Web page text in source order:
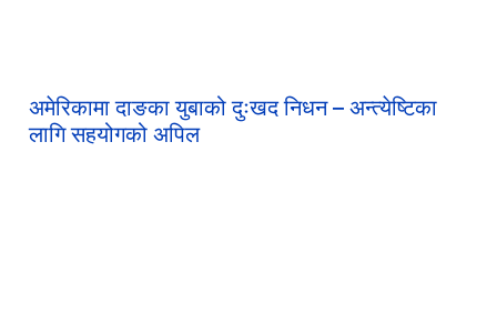
अमेरिकामा दाङका युबाको दुःखद निधन – अन्त्येष्टिका
लागि सहयोगको अपिल